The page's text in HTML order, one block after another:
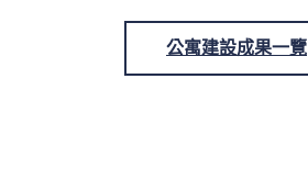
公寓建設成果一覽